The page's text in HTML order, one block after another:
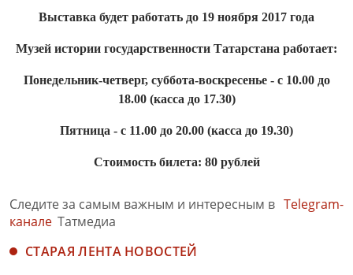
Выставка будет работать до 19 ноября 2017 года
Музей истории государственности Татарстана работает:
Понедельник-четверг, суббота-воскресенье - с 10.00 до
18.00 (касса до 17.30)
Пятница - с 11.00 до 20.00 (касса до 19.30)
Стоимость билета: 80 рублей
Следите за самым важным и интересным в Telegram-
канале Татмедиа
СТАРАЯ ЛЕНТА НОВОСТЕЙ